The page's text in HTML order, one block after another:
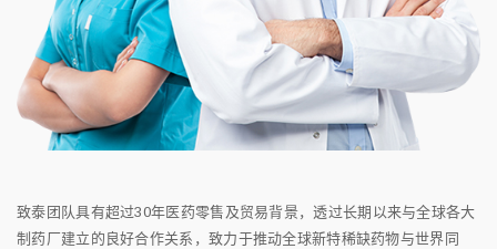
致泰团队具有超过30年医药零售及贸易背景，透过长期以来与全球各大
制药厂建立的良好合作关系，致力于推动全球新特稀缺药物与世界同